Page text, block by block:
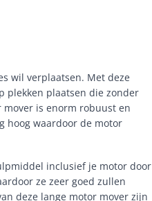
wil verplaatsen. Met deze
plekken plaatsen die zonder
is enorm robuust en
hoog waardoor de motor
inclusief je motor door
ze zeer goed zullen
deze lange motor mover zijn